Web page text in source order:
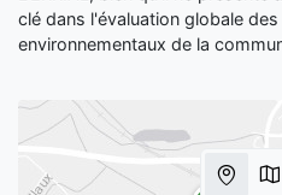
clé dans l'évaluation globale
environnementaux de la